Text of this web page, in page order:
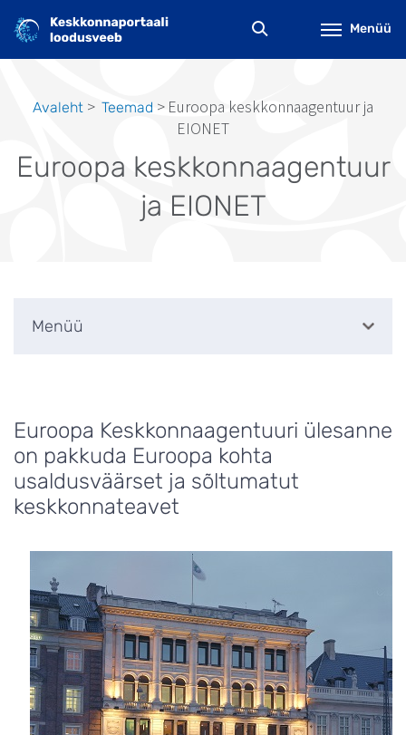
edasi
põhisisu
juurde
Menüü
Avaleht Teemad
Euroopa keskkonnaagentuur ja
EIONET
Euroopa keskkonnaagentuur
ja EIONET
Menüü
Euroopa Keskkonnaagentuuri ülesanne
on pakkuda Euroopa kohta
usaldusväärset ja sõltumatut
keskkonnateavet